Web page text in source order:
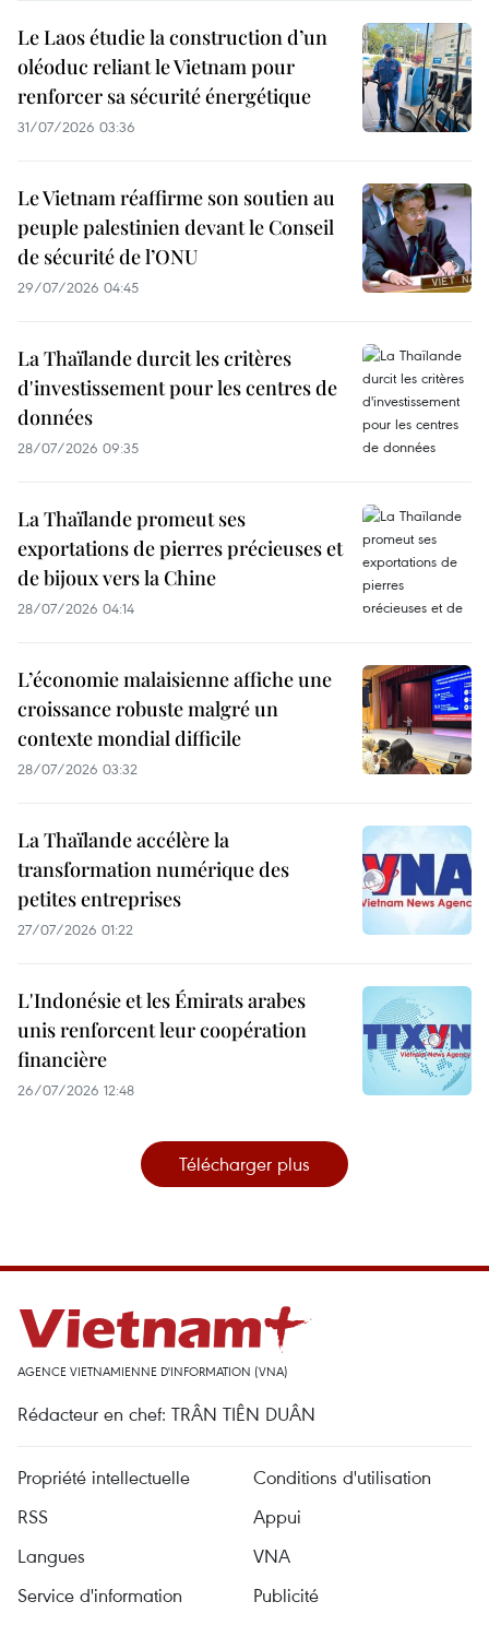
Le Laos étudie la construction d’un
oléoduc reliant le Vietnam pour
renforcer sa sécurité énergétique
31/07/2026 03:36
Le Vietnam réaffirme son soutien au
peuple palestinien devant le Conseil
de sécurité de l’ONU
29/07/2026 04:45
La Thaïlande durcit les critères
d'investissement pour les centres de
données
28/07/2026 09:35
La Thaïlande promeut ses
exportations de pierres précieuses et
de bijoux vers la Chine
28/07/2026 04:14
L’économie malaisienne affiche une
croissance robuste malgré un
contexte mondial difficile
28/07/2026 03:32
La Thaïlande accélère la
transformation numérique des
petites entreprises
27/07/2026 01:22
L'Indonésie et les Émirats arabes
unis renforcent leur coopération
financière
26/07/2026 12:48
Télécharger plus
AGENCE VIETNAMIENNE D'INFORMATION (VNA)
Rédacteur en chef: TRÂN TIÊN DUÂN
Propriété intellectuelle
Conditions d'utilisation
RSS
Appui
Langues
VNA
Service d'information
Publicité